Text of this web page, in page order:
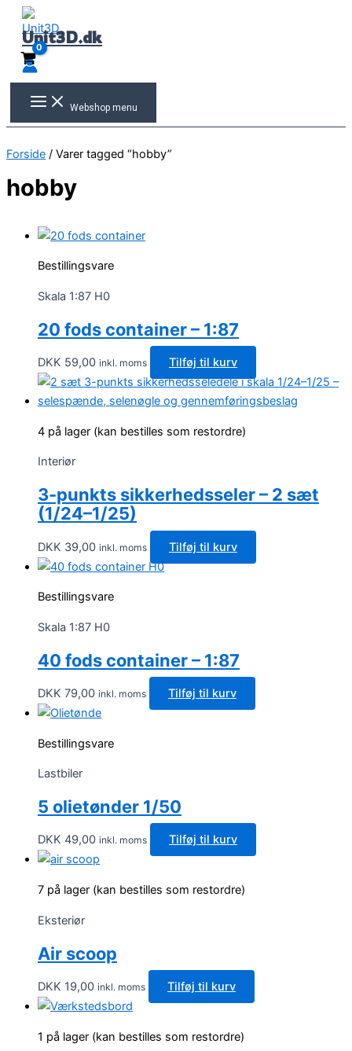
indholdet
Unit3D.dk
Webshop menu
Forside / Varer tagged “hobby”
hobby
Bestillingsvare
Skala 1:87 H0
20 fods container – 1:87
DKK 59,00 inkl. moms Tilføj til kurv
4 på lager (kan bestilles som restordre)
Interiør
3-punkts sikkerhedsseler – 2 sæt
(1/24–1/25)
DKK 39,00 inkl. moms Tilføj til kurv
Bestillingsvare
Skala 1:87 H0
40 fods container – 1:87
DKK 79,00 inkl. moms Tilføj til kurv
Bestillingsvare
Lastbiler
5 olietønder 1/50
DKK 49,00 inkl. moms Tilføj til kurv
7 på lager (kan bestilles som restordre)
Eksteriør
Air scoop
DKK 19,00 inkl. moms Tilføj til kurv
1 på lager (kan bestilles som restordre)